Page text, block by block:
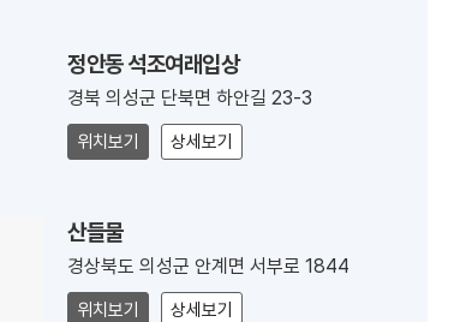
정안동 석조여래입상
경북 의성군 단북면 하안길 23-3
위치보기 상세보기
산들물
경상북도 의성군 안계면 서부로 1844
위치보기 상세보기